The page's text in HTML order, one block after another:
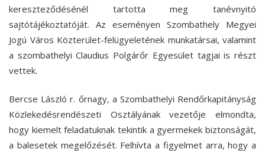
kereszteződésénél tartotta meg tanévnyitó
sajtótájékoztatóját. Az eseményen Szombathely Megyei
Jogú Város Közterület-felügyeletének munkatársai, valamint
a szombathelyi Claudius Polgárőr Egyesület tagjai is részt
vettek.
Bercse László r. őrnagy, a Szombathelyi Rendőrkapitányság
Közlekedésrendészeti Osztályának vezetője elmondta,
hogy kiemelt feladatuknak tekintik a gyermekek biztonságát,
a balesetek megelőzését. Felhívta a figyelmet arra, hogy a